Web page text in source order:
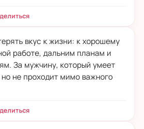
вкус к жизни: к хорошему
работе, дальним планам и
За мужчину, который умеет
не проходит мимо важного